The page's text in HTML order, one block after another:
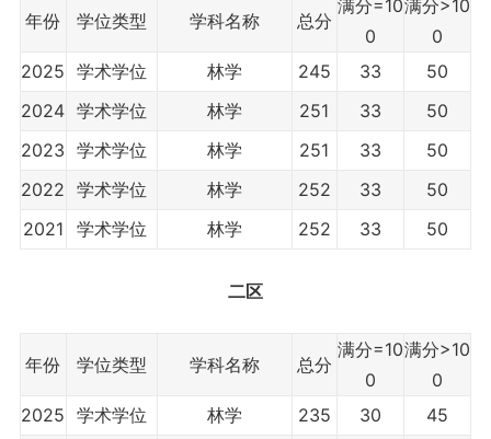
年份 学位类型 学科名称 总分
满分=10
0
满分>10
0
2025 学术学位 林学 245 33
50
2024 学术学位 林学 251 33
50
2023 学术学位 林学 251 33
50
2022 学术学位 林学 252 33
50
2021
学术学位 林学 252 33 50
二区
年份 学位类型 学科名称 总分
满分=10
0
满分>10
0
2025 学术学位 林学 235 30
45